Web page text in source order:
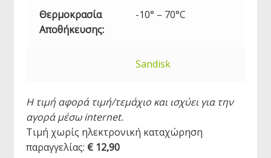
Θερμοκρασία
Αποθήκευσης:
-10° – 70°C
Sandisk
Η τιμή αφορά τιμή/τεμάχιο και ισχύει για την
αγορά μέσω internet.
Τιμή χωρίς ηλεκτρονική καταχώρηση
παραγγελίας: € 12,90